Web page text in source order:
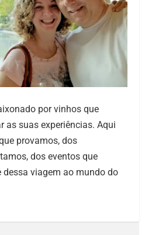
por vinhos que
as suas experiências. Aqui
provamos, dos
dos eventos que
dessa viagem ao mundo do